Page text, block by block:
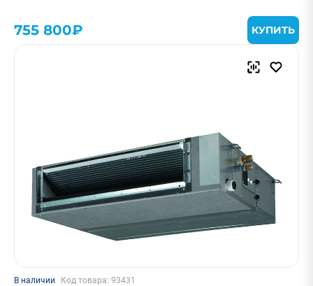
755 800₽ КУПИТЬ
В наличии Код товара: 93431